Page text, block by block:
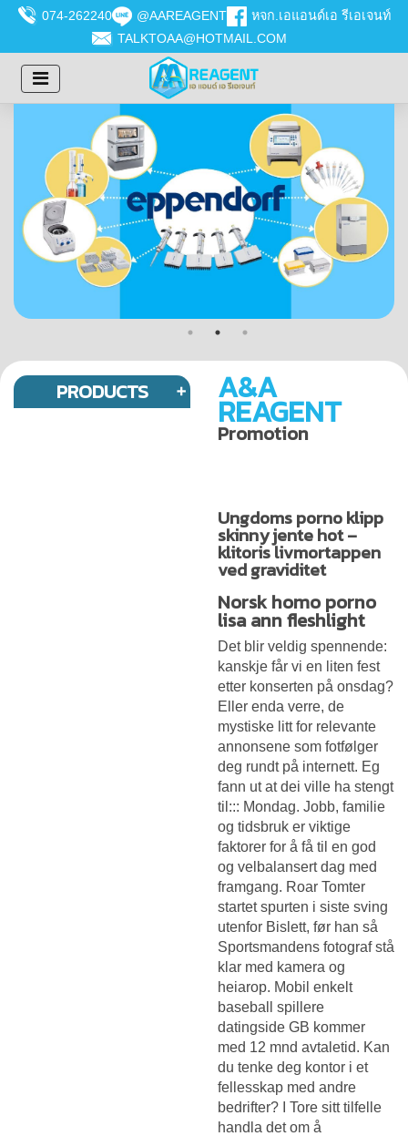
074-262240 @AAREAGENT
หจก.เอแอนด์เอ รีเอเจนท์
TALKTOAA@HOTMAIL.COM
PRODUCTS A&A
REAGENT
Promotion
Ungdoms porno klipp
skinny jente hot –
klitoris livmortappen
ved graviditet
Norsk homo porno
lisa ann fleshlight
Det blir veldig spennende:
kanskje får vi en liten fest
etter konserten på onsdag?
Eller enda verre, de
mystiske litt for relevante
annonsene som fotfølger
deg rundt på internett. Eg
fann ut at dei ville ha stengt
til::: Mondag. Jobb, familie
og tidsbruk er viktige
faktorer for å få til en god
og velbalansert dag med
framgang. Roar Tomter
startet spurten i siste sving
utenfor Bislett, før han så
Sportsmandens fotograf stå
klar med kamera og
heiarop. Mobil enkelt
baseball spillere
datingside GB kommer
med 12 mnd avtaletid. Kan
du tenke deg kontor i et
fellesskap med andre
bedrifter? I Tore sitt tilfelle
handla det om å